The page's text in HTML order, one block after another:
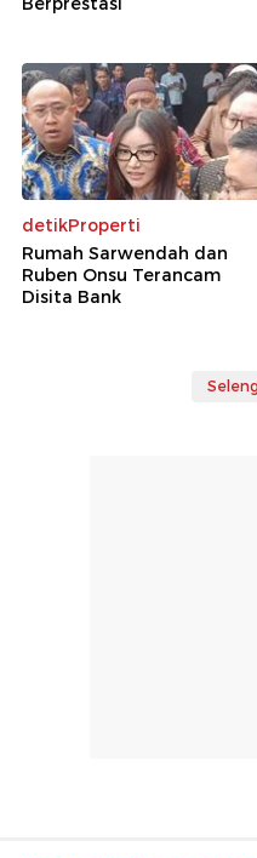
detikProperti
Rumah Sarwendah dan
Ruben Onsu Terancam
Disita Bank